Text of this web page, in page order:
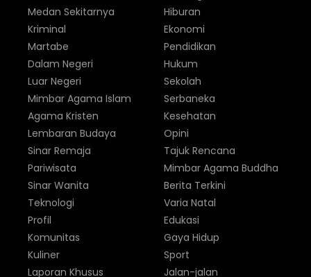
Medan Sekitarnya
Kriminal
Martabe
Dalam Negeri
Luar Negeri
Hiburan
Ekonomi
Pendidikan
Hukum
Sekolah
Mimbar Agama Islam
Agama Kristen
Lembaran Budaya
Sinar Remaja
Pariwisata
Sinar Wanita
Serbaneka
Kesehatan
Opini
Tajuk Rencana
Mimbar Agama Buddha
Berita Terkini
Teknologi
Profil
Komunitas
Kuliner
Laporan Khusus
Varia Natal
Edukasi
Gaya Hidup
Sport
Jalan-jalan